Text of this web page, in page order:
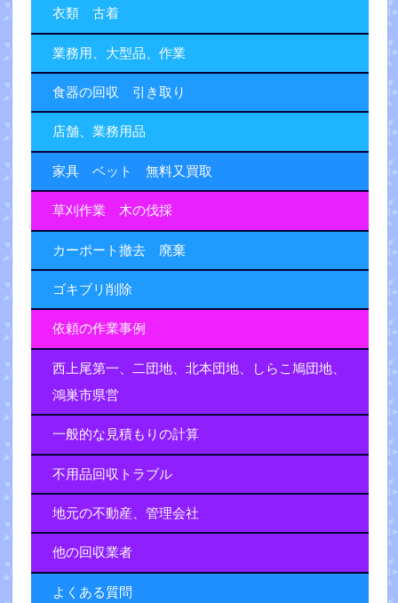
衣類 古着
業務用、大型品、作業
食器の回収 引き取り
店舗、業務用品
家具 ベット 無料又買取
草刈作業 木の伐採
カーポート撤去 廃棄
ゴキブリ削除
依頼の作業事例
西上尾第一、二団地、北本団地、しらこ鳩団地、
鴻巣市県営
一般的な見積もりの計算
不用品回収トラブル
地元の不動産、管理会社
他の回収業者
よくある質問